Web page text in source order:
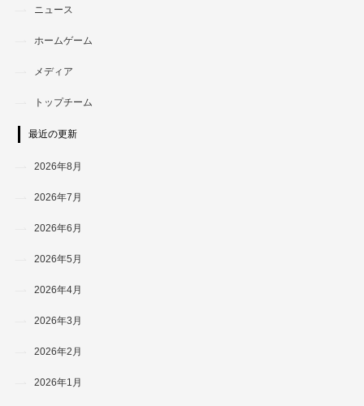
ニュース
ホームゲーム
メディア
トップチーム
最近の更新
2026年8月
2026年7月
2026年6月
2026年5月
2026年4月
2026年3月
2026年2月
2026年1月